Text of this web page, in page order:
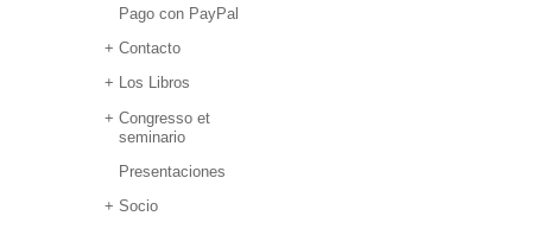
Pago con PayPal
Contacto
Los Libros
Congresso et
seminario
Presentaciones
Socio